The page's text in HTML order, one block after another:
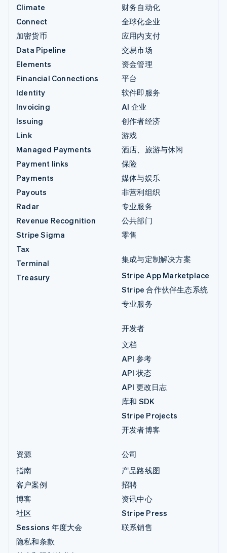
Climate
Connect
加密货币
Data Pipeline
Elements
Financial Connections
Identity
Invoicing
Issuing
Link
Managed Payments
Payment links
Payments
Payouts
Radar
Revenue Recognition
Stripe Sigma
Tax
Terminal
Treasury
财务自动化
全球化企业
应用内支付
交易市场
资金管理
平台
软件即服务
AI 企业
创作者经济
游戏
酒店、旅游与休闲
保险
媒体与娱乐
非营利组织
专业服务
公共部门
零售
集成与定制解决方案
Stripe App Marketplace
Stripe 合作伙伴生态系统
专业服务
开发者
文档
API 参考
API 状态
API 更改日志
库和 SDK
Stripe Projects
开发者博客
资源
指南
客户案例
博客
社区
Sessions 年度大会
隐私和条款
公司
产品路线图
招聘
资讯中心
Stripe Press
联系销售